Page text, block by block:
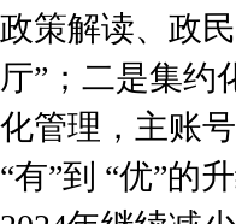
政策解读、政
厅”；二是集约
化管理，主账
“有”到 “优”的